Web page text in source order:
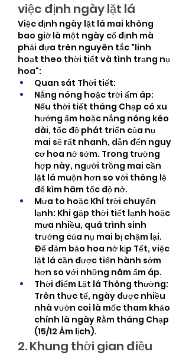
việc định ngày lặt lá
Việc định ngày lặt lá mai không
bao giờ là một ngày cố định mà
phải dựa trên nguyên tắc "linh
hoạt theo thời tiết và tình trạng nụ
hoa":
Quan sát Thời tiết:
Nắng nóng hoặc trời ấm áp:
Nếu thời tiết tháng Chạp có xu
hướng ấm hoặc nắng nóng kéo
dài, tốc độ phát triển của nụ
mai sẽ rất nhanh, dẫn đến nguy
cơ hoa nở sớm. Trong trường
hợp này, người trồng mai cần
lặt lá muộn hơn so với thông lệ
để kìm hãm tốc độ nở.
Mưa to hoặc Khí trời chuyển
lạnh: Khi gặp thời tiết lạnh hoặc
mưa nhiều, quá trình sinh
trưởng của nụ mai bị chậm lại.
Để đảm bảo hoa nở kịp Tết, việc
lặt lá cần được tiến hành sớm
hơn so với những năm ấm áp.
Thời điểm Lặt lá Thông thường:
Trên thực tế, ngày được nhiều
nhà vườn coi là mốc tham khảo
chính là ngày Rằm tháng Chạp
(15/12 Âm lịch).
2. Khung thời gian điều